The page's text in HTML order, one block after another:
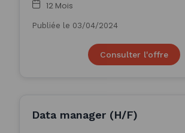
12 Mois
Publiée le 03/04/2024
Consulter l'offre
Data manager (H/F)